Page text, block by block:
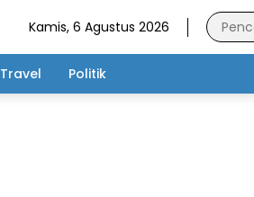
Kamis, 6 Agustus 2026
Travel Politik